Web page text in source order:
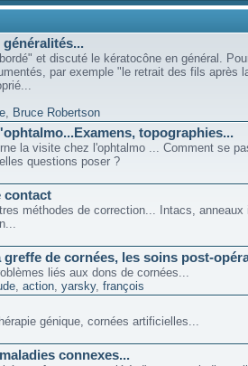
et discuté le kératocône en général.
par exemple "le retrait des fils après
, Bruce Robertson
topographies...
la visite chez l'ophtalmo ... Comment se
questions poser ?
contact
méthodes de correction... Intacs, anneaux
greffe de cornées, les soins post-
liés aux dons de cornées...
, action, yarsky, françois
génique, cornées artificielles...
connexes...